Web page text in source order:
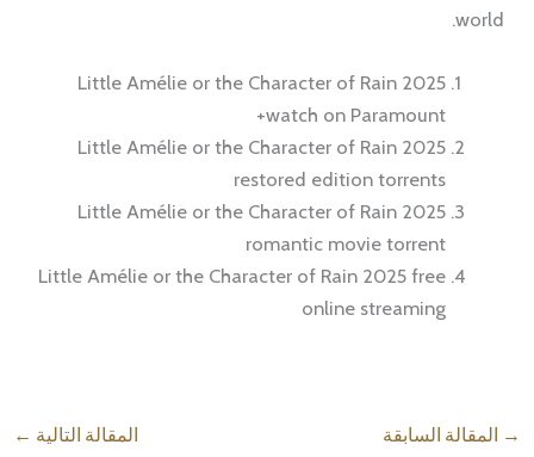
world.
Little Amélie or the Character of Rain 2025
watch on Paramount+
Little Amélie or the Character of Rain 2025
restored edition torrents
Little Amélie or the Character of Rain 2025
romantic movie torrent
Little Amélie or the Character of Rain 2025 free
online streaming
→ المقالة السابقة المقالة التالية ←